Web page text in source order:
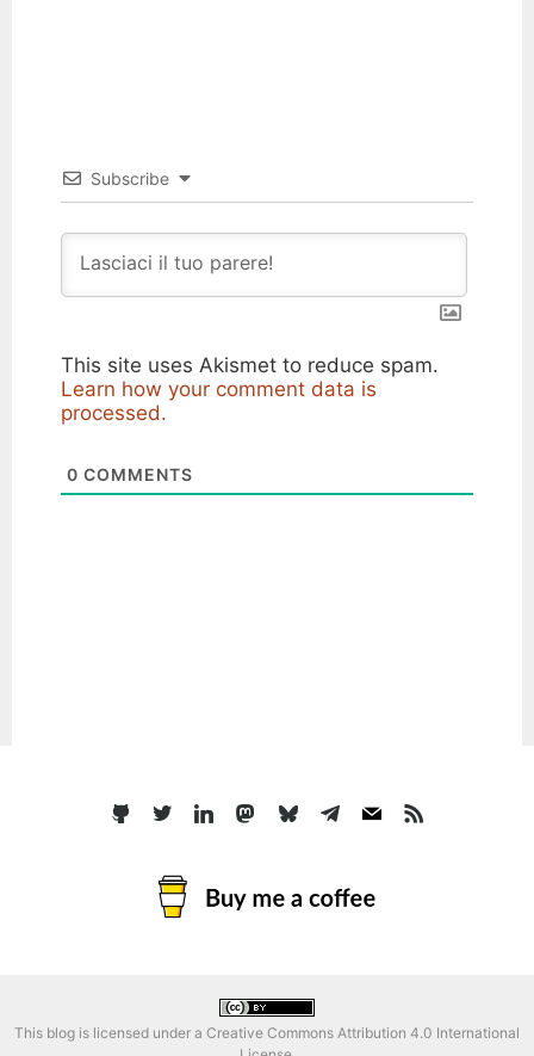
Subscribe
This site uses Akismet to reduce spam.
Learn how your comment data is
processed.
0 COMMENTS
This blog is licensed under a Creative Commons Attribution 4.0 International